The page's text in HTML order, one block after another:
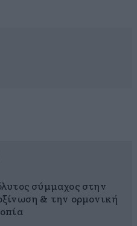
σύμμαχος στην
& την ορμονική